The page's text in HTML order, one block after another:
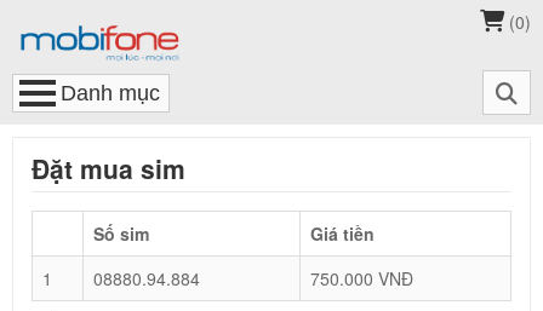
(0)
Đặt mua sim
Số sim
Giá tiền
1
08880.94.884 750.000 VNĐ